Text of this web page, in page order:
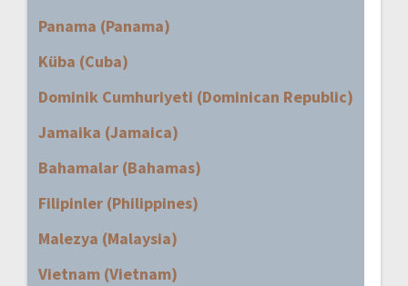
Panama (Panama)
Küba (Cuba)
Dominik Cumhuriyeti (Dominican Republic)
Jamaika (Jamaica)
Bahamalar (Bahamas)
Filipinler (Philippines)
Malezya (Malaysia)
Vietnam (Vietnam)